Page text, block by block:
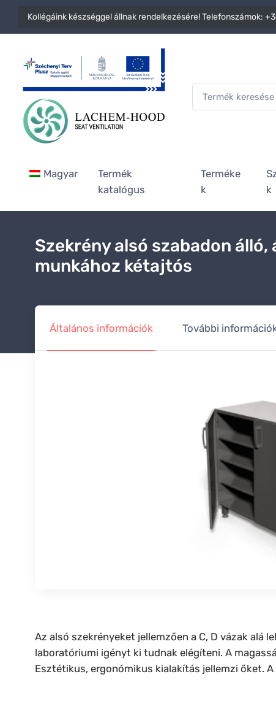
Kollégáink készséggel állnak rendelkezésére! Telefonszámok:
Magyar
Termék
katalógus
Terméke
k
k
Szekrény alsó szabadon álló,
munkához kétajtós
Általános információk További
Az alsó szekrényeket jellemzően a C, D vázak alá
laboratóriumi igényt ki tudnak elégíteni. A
Esztétikus, ergonómikus kialakítás jellemzi őket.